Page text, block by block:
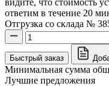
ответим в течение 20
Отгрузка со склада №
Быстрый заказ
Минимальная сумма
Лучшие предложения